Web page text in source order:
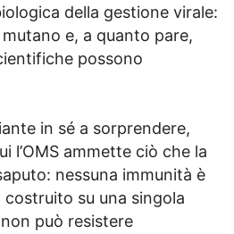
della gestione virale:
e, a quanto pare,
possono
in sé a sorprendere,
l’OMS ammette ciò che la
nessuna immunità è
su una singola
può resistere